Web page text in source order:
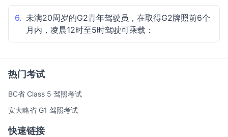
6. 未满20周岁的G2青年驾驶员，在取得G2牌照前6个
月内，凌晨12时至5时驾驶可乘载：
热门考试
BC省 Class 5 驾照考试
安大略省 G1 驾照考试
快速链接